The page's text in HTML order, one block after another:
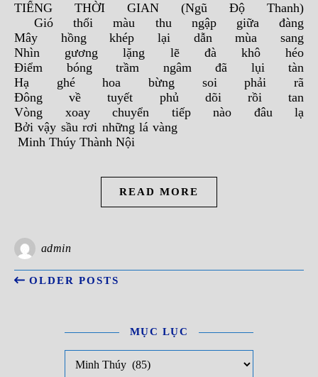
TIẾNG THỜI GIAN (Ngũ Độ Thanh)
Gió thổi màu thu ngập giữa đàng
Mây hồng khép lại dẫn mùa sang
Nhìn gương lặng lẽ đà khô héo
Điểm bóng trầm ngâm đã lụi tàn
Hạ ghé hoa bừng soi phải rã
Đông về tuyết phủ dõi rồi tan
Vòng xoay chuyển tiếp nào đâu lạ
Bởi vậy sầu rơi những lá vàng
Minh Thúy Thành Nội
READ MORE
admin
OLDER POSTS
MỤC LỤC